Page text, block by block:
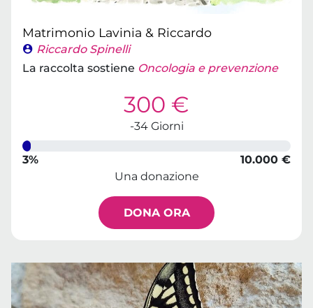
Matrimonio Lavinia & Riccardo
Riccardo Spinelli
La raccolta sostiene Oncologia e prevenzione
300 €
-34 Giorni
3%
10.000 €
Una donazione
DONA ORA